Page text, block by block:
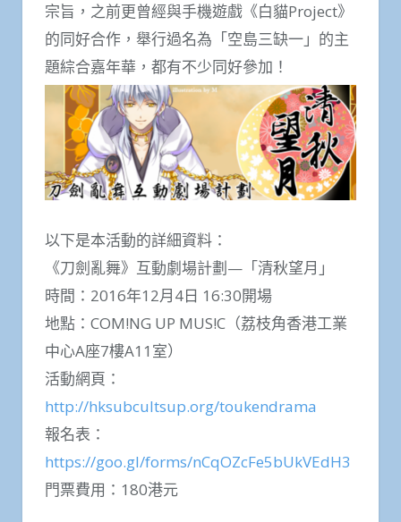
宗旨，之前更曾經與手機遊戲《白貓Project》
的同好合作，舉行過名為「空島三缺一」的主
題綜合嘉年華，都有不少同好參加！
以下是本活動的詳細資料：
《刀劍亂舞》互動劇場計劃—「清秋望月」
時間：2016年12月4日 16:30開場
地點：COM!NG UP MUS!C（荔枝角香港工業
中心A座7樓A11室）
活動網頁：
http://hksubcultsup.org/toukendrama
報名表：
https://goo.gl/forms/nCqOZcFe5bUkVEdH3
門票費用：180港元